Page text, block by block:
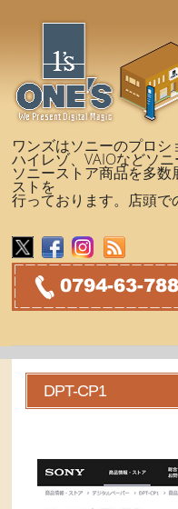
ワンズはソニーのプロシ
ハイレゾ、VAIOなどソ
ソニーストア商品を多
ストを
行っております。店頭で
DPT-CP1